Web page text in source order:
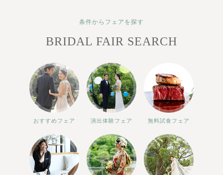
条件からフェアを探す
BRIDAL FAIR SEARCH
おすすめフェア 演出体験フェア 無料試食フェア